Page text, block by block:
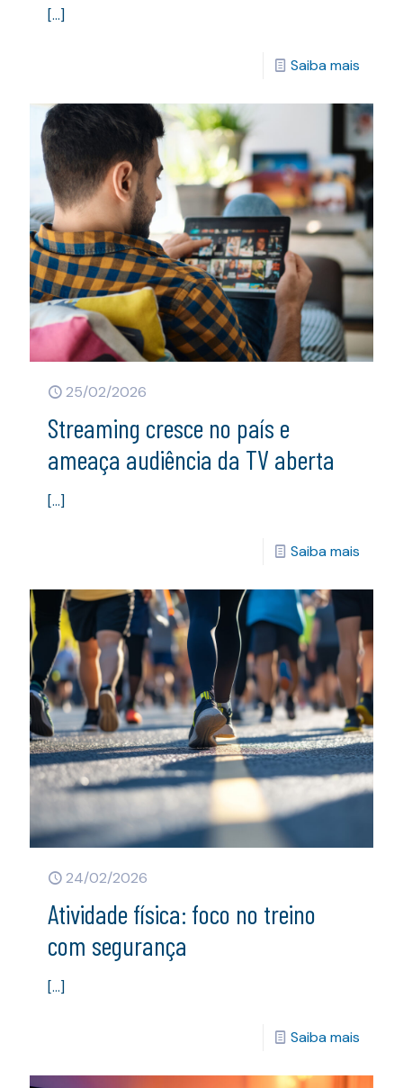
[…]
Saiba mais
25/02/2026
Streaming cresce no país e
ameaça audiência da TV aberta
[…]
Saiba mais
24/02/2026
Atividade física: foco no treino
com segurança
[…]
Saiba mais